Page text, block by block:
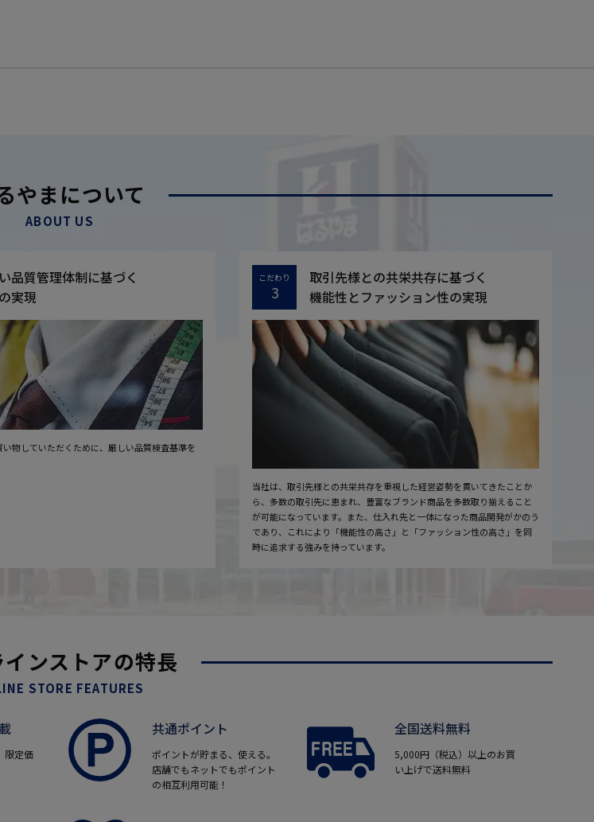
やまについて
ABOUT US
品質管理体制に基づく
実現
物していただくために、厳しい品質検査基準を
こだわり
3
取引先様との共栄共存に基づく
機能性とファッション性の実現
当社は、取引先様との共栄共存を重視した経営姿勢を貫いてきたことか
ら、多数の取引先に恵まれ、豊富なブランド商品を多数取り揃えること
が可能になっています。また、仕入れ先と一体になった商品開発がかのう
であり、これにより「機能性の高さ」と「ファッション性の高さ」を同
時に追求する強みを持っています。
ンストアの特長
STORE FEATURES
限定価
共通ポイント
ポイントが貯まる、使える。
店舗でもネットでもポイント
の相互利用可能！
全国送料無料
5,000円（税込）以上のお買
い上げで送料無料